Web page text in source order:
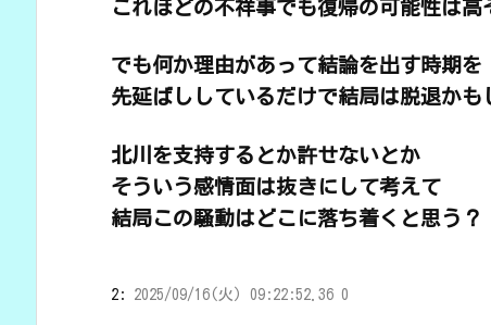
これほどの不祥事でも復帰の可能性は高
でも何か理由があって結論を出す時期を
先延ばししているだけで結局は脱退かも
北川を支持するとか許せないとか
そういう感情面は抜きにして考えて
結局この騒動はどこに落ち着くと思う？
2: 2025/09/16(火) 09:22:52.36 0